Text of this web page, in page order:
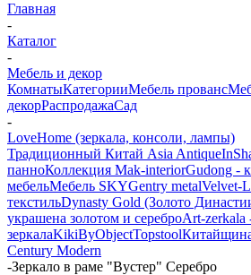
Главная
-
Каталог
-
Мебель и декор
КомнатыКатегорииМебель прованс
декорРаспродажаСад
-
LoveHome (зеркала, консоли, лампы)
Традиционный Китай Asia Antique
панноКоллекция Mak-interiorGudong -
мебельМебель SKYGentry metalVelvet-
текстильDynasty Gold (Золото
украшена золотом и сереброArt-zerkala
зеркалаKikiByObjectTopstool
Century Modern
-Зеркало в раме "Вустер" Серебро